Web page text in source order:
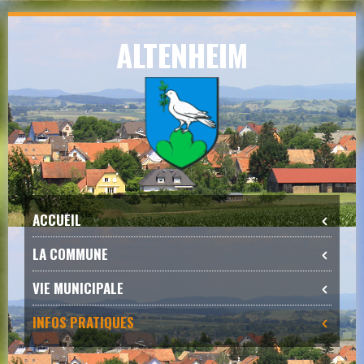
Skip
Skip
to
content
ALTENHEIM
ACCUEIL
LA COMMUNE
VIE MUNICIPALE
INFOS PRATIQUES